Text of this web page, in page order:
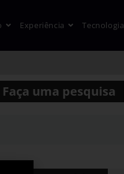
Experiência Tecnologia
Faça uma pesquisa